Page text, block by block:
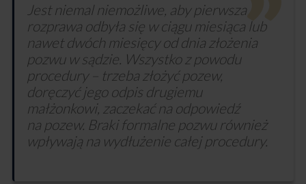
Jest niemal niemożliwe, aby pierwsza
rozprawa odbyła się w ciągu miesiąca lub
nawet dwóch miesięcy od dnia złożenia
pozwu w sądzie. Wszystko z powodu
procedury – trzeba złożyć pozew,
doręczyć jego odpis drugiemu
małżonkowi, zaczekać na odpowiedź
na pozew. Braki formalne pozwu również
wpływają na wydłużenie całej procedury.